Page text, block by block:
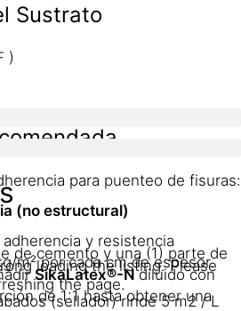
Sustrato
)
para puenteo de fisuras:
y resistencia
m² por cada cm de espesor.
(sellador) rinde 5 m2 / L
(no estructural)
de cemento y una (1) parte de
SikaLatex®-Ndiluido con
de 1:1 hasta obtener una
loading the listing. Please
the page.